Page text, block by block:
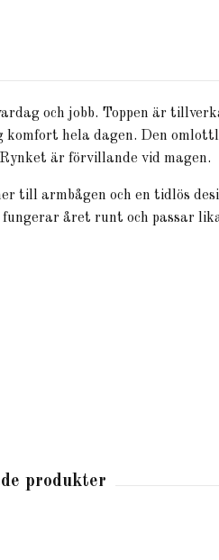
och jobb. Toppen är
hela dagen. Den
är förvillande vid magen.
till armbågen och en tidlös
året runt och passar